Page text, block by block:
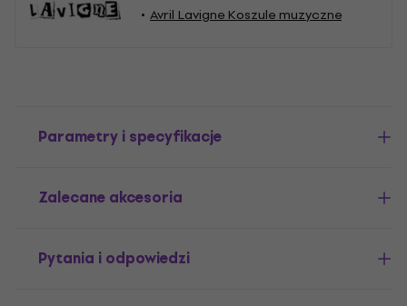
Avril Lavigne Koszule muzyczne
Parametry i specyfikacje
Zalecane akcesoria
Pytania i odpowiedzi